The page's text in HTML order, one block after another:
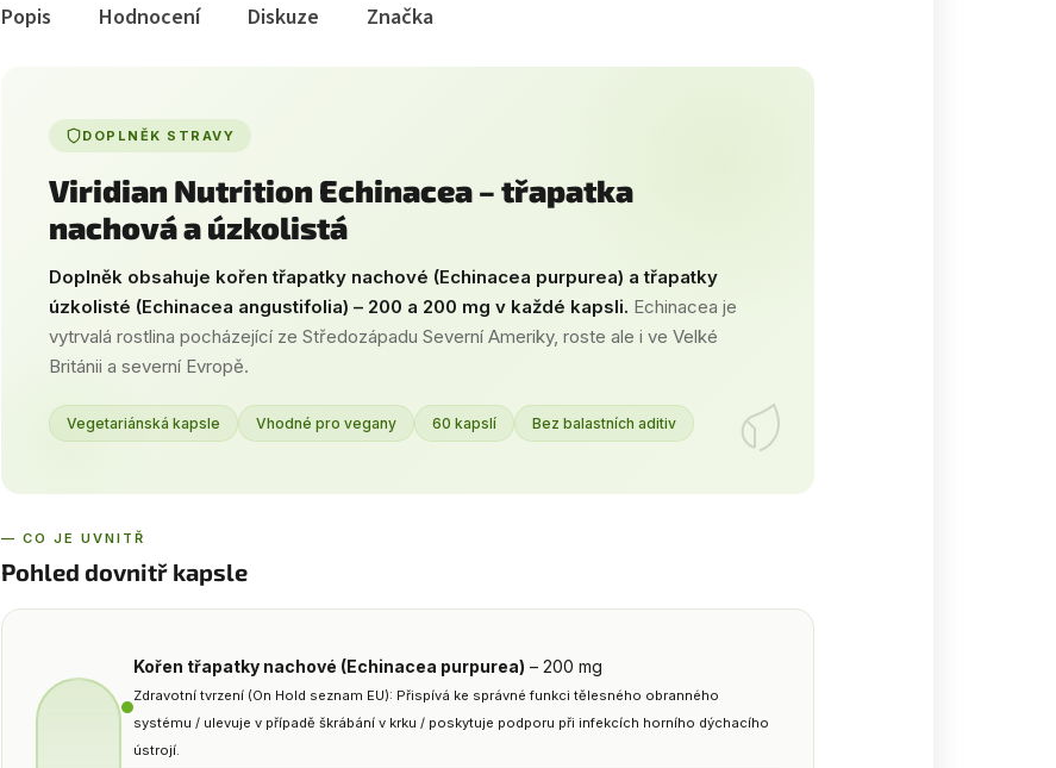
Popis Hodnocení Diskuze Značka
DOPLNĚK STRAVY
Viridian Nutrition Echinacea – třapatka
nachová a úzkolistá
Doplněk obsahuje kořen třapatky nachové (Echinacea purpurea) a třapatky
úzkolisté (Echinacea angustifolia) – 200 a 200 mg v každé kapsli. Echinacea je
vytrvalá rostlina pocházející ze Středozápadu Severní Ameriky, roste ale i ve Velké
Británii a severní Evropě.
Vegetariánská kapsle Vhodné pro vegany 60 kapslí Bez balastních aditiv
— CO JE UVNITŘ
Pohled dovnitř kapsle
Kořen třapatky nachové (Echinacea purpurea) – 200 mg
Zdravotní tvrzení (On Hold seznam EU): Přispívá ke správné funkci tělesného obranného
systému / ulevuje v případě škrábání v krku / poskytuje podporu při infekcích horního dýchacího
ústrojí.